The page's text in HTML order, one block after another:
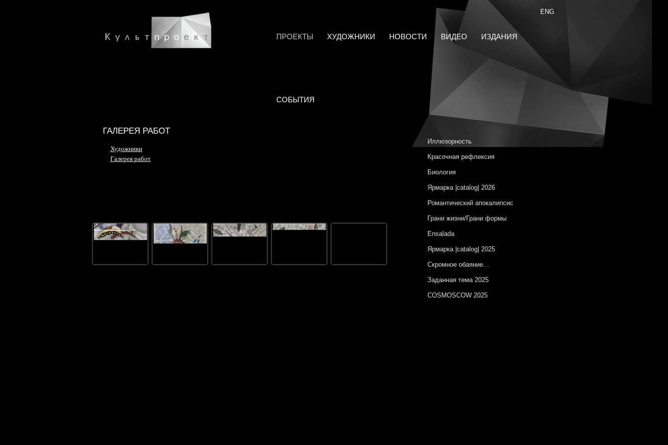
ENG
ПРОЕКТЫ ХУДОЖНИКИ НОВОСТИ ВИДЕО ИЗДАНИЯ
СОБЫТИЯ
ГАЛЕРЕЯ РАБОТ
Художники
Галерея работ
Иллюзорность
Красочная рефлексия
Биология
Ярмарка |catalog| 2026
Романтический апокалипсис
Грани жизни/Грани формы
Ensalada
Ярмарка |catalog| 2025
Скромное обаяние...
Заданная тема 2025
COSMOSCOW 2025